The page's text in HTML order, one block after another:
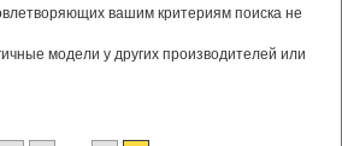
вашим критериям поиска не
модели у других производителей или